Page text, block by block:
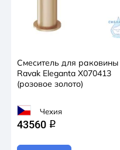
Смеситель для раковины
Ravak Eleganta X070413
(розовое золото)
Чехия
43560 q